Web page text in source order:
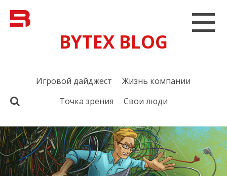
BYTEX BLOG
Игровой дайджест
Жизнь компании
Точка зрения
Свои люди